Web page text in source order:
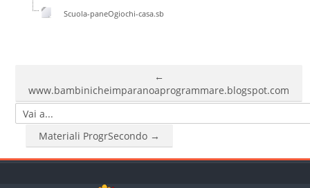
Scuola-paneOgiochi-casa.sb
←
www.bambinicheimparanoaprogrammare.blogspot.com
Vai a...
Materiali ProgrSecondo →